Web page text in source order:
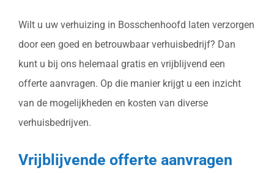
Wilt u uw verhuizing in Bosschenhoofd laten verzorgen
door een goed en betrouwbaar verhuisbedrijf? Dan
kunt u bij ons helemaal gratis en vrijblijvend een
offerte aanvragen. Op die manier krijgt u een inzicht
van de mogelijkheden en kosten van diverse
verhuisbedrijven.
Vrijblijvende offerte aanvragen